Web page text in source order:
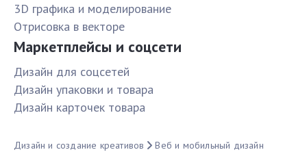
3D графика и моделирование
Отрисовка в векторе
Маркетплейсы и соцсети
Дизайн для соцсетей
Дизайн упаковки и товара
Дизайн карточек товара
Дизайн и создание креативов Веб и мобильный дизайн